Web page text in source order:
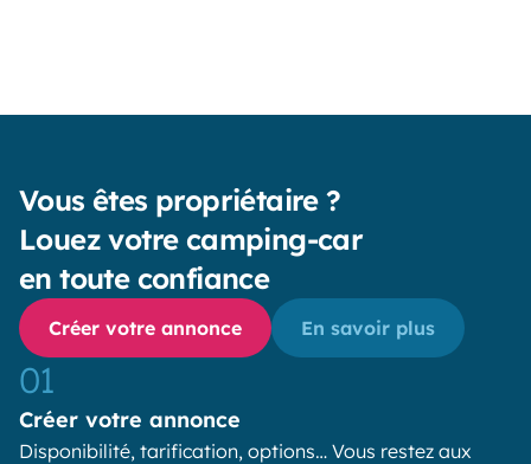
Vous êtes propriétaire ?
Louez votre camping-car
en toute confiance
Créer votre annonce En savoir plus
01
Créer votre annonce
Disponibilité, tarification, options… Vous restez aux